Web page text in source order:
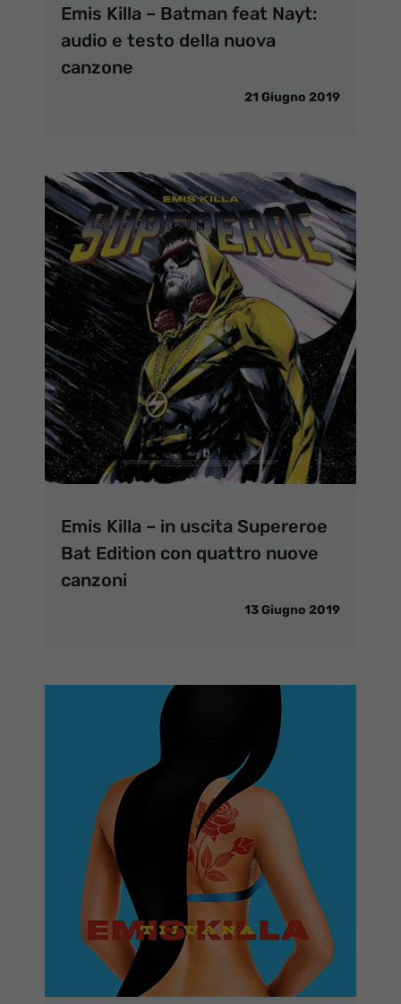
Emis Killa – Batman feat Nayt:
audio e testo della nuova
canzone
21 Giugno 2019
Emis Killa – in uscita Supereroe
Bat Edition con quattro nuove
canzoni
13 Giugno 2019